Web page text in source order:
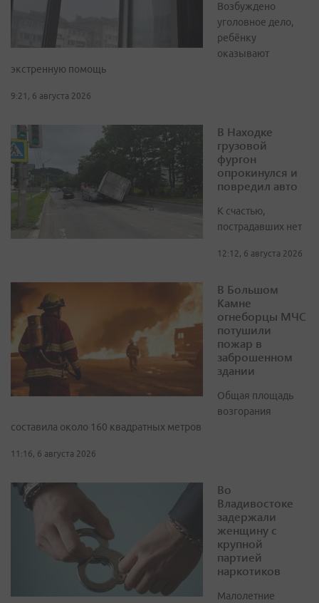
Возбуждено
уголовное дело,
ребёнку
оказывают
экстренную помощь
9:21, 6 августа 2026
В Находке
грузовой
фургон
опрокинулся и
повредил авто
К счастью,
пострадавших нет
12:12, 6 августа 2026
В Большом
Камне
огнеборцы МЧС
потушили
пожар в
заброшенном
здании
Общая площадь
возгорания
составила около 160 квадратных метров
11:16, 6 августа 2026
Во
Владивостоке
задержали
женщину с
крупной
партией
наркотиков
Малолетние